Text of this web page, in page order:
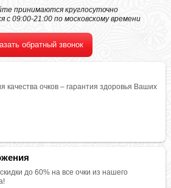
принимаются круглосуточно
с 09:00-21:00 по московскому времени
обратный звонок
качества очков – гарантия здоровья Ваших
до 60% на все очки из нашего